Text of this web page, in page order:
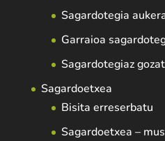
Sagardotegia
Garraioa
Sagardotegiaz
Sagardoetxea
Bisita erreserbatu
Sagardoetxea –